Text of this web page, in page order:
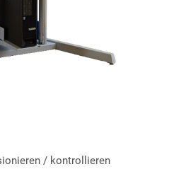
/ kontrollieren